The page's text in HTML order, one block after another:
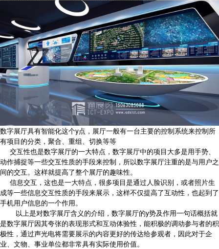
数字展厅具有智能化这个y点，展厅一般有一台主要的控制系统来控制所
有项目的分类，聚合、重组、切换等等
交互性也是数字展厅的一大特点，数字展厅中的项目大多是用手势、
动作捕捉等一些交互性质的手段来控制，所以数字展厅注重的是与用户之
间的交互。这样就提高了整个展厅的趣味性。
信息交互，这也是一大特点，很多项目是通过人脸识别，或者照片生
成等一些信息交互性质的手段来展示，这样不仅提高了互动性，也起到了
手机用户信息的一个作用。
以上是对数字展厅含义的介绍，数字展厅的y势及作用一句话概括就
是数字展厅因其夸张的表现形式和互动体验性，能积极的调动参与者的积
极性，通过声光电将需要展示的内容更好的传达给参观者，因此对于企
业、文物、事业单位都非常具有实际使用价值。